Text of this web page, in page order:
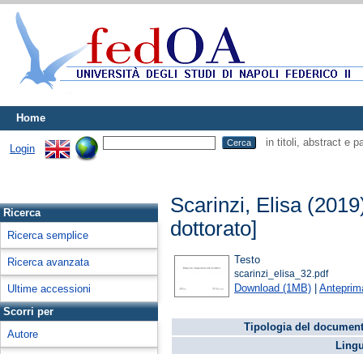
Home
Login
in titoli, abstract e
Ricerca
Ricerca semplice
Ricerca avanzata
Ultime accessioni
Scorri per
Autore
Scarinzi, Elisa
dottorato]
Testo
scarinzi_elisa_32.pdf
Download (1MB) |
Tipologia del